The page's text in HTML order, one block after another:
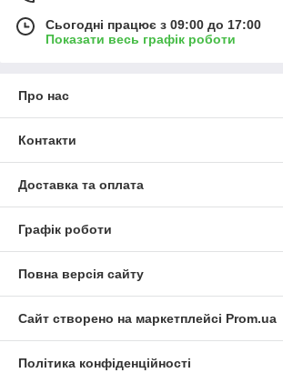
Сьогодні працює з 09:00 до 17:00
Показати весь графік роботи
Про нас
Контакти
Доставка та оплата
Графік роботи
Повна версія сайту
Сайт створено на маркетплейсі Prom.ua
Політика конфіденційності